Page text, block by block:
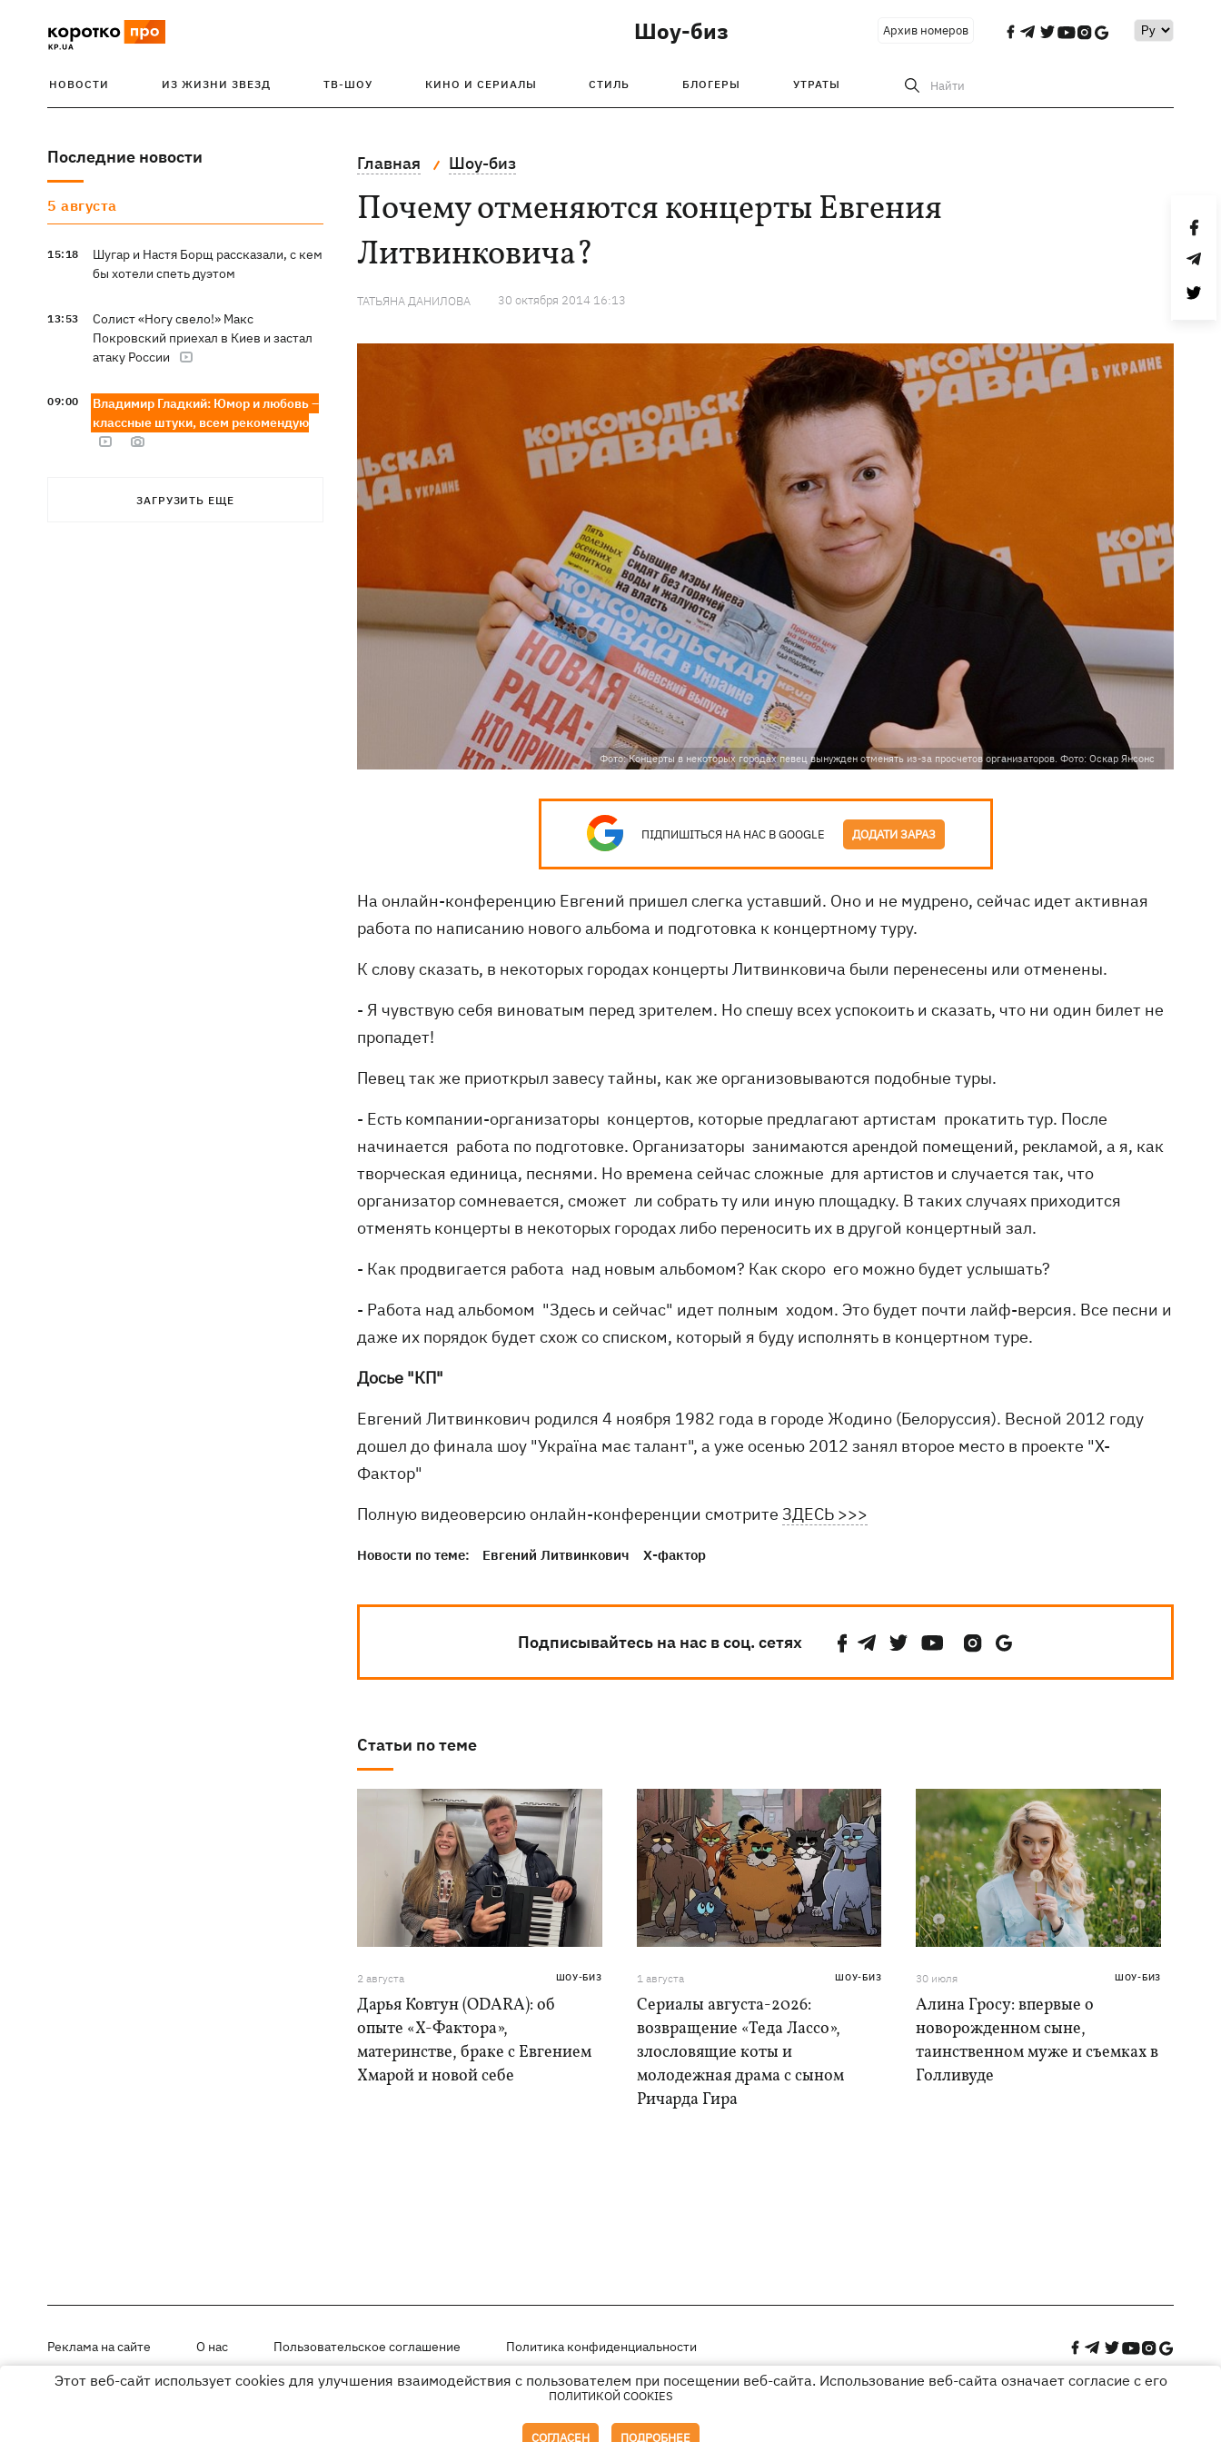
Шоу-биз Архив номеров
НОВОСТИ ИЗ ЖИЗНИ ЗВЕЗД ТВ-ШОУ КИНО И СЕРИАЛЫ СТИЛЬ БЛОГЕРЫ УТРАТЫ Найти
Последние новости
5 августа
15:18
Шугар и Настя Борщ рассказали, с кем
бы хотели спеть дуэтом
13:53
Солист «Ногу свело!» Макс
Покровский приехал в Киев и застал
атаку России
09:00
Владимир Гладкий: Юмор и любовь –
классные штуки, всем рекомендую
ЗАГРУЗИТЬ ЕЩЕ
Главная Шоу-биз
Почему отменяются концерты Евгения
Литвинковича?
ТАТЬЯНА ДАНИЛОВА 30 октября 2014 16:13
Фото: Концерты в некоторых городах певец вынужден отменять из-за просчетов организаторов. Фото: Оскар Янсонс
ПІДПИШІТЬСЯ НА НАС В GOOGLE ДОДАТИ ЗАРАЗ
На онлайн-конференцию Евгений пришел слегка уставший. Оно и не мудрено, сейчас идет активная
работа по написанию нового альбома и подготовка к концертному туру.
К слову сказать, в некоторых городах концерты Литвинковича были перенесены или отменены.
- Я чувствую себя виноватым перед зрителем. Но спешу всех успокоить и сказать, что ни один билет не
пропадет!
Певец так же приоткрыл завесу тайны, как же организовываются подобные туры.
- Есть компании-организаторы концертов, которые предлагают артистам прокатить тур. После
начинается работа по подготовке. Организаторы занимаются арендой помещений, рекламой, а я, как
творческая единица, песнями. Но времена сейчас сложные для артистов и случается так, что
организатор сомневается, сможет ли собрать ту или иную площадку. В таких случаях приходится
отменять концерты в некоторых городах либо переносить их в другой концертный зал.
- Как продвигается работа над новым альбомом? Как скоро его можно будет услышать?
- Работа над альбомом "Здесь и сейчас" идет полным ходом. Это будет почти лайф-версия. Все песни и
даже их порядок будет схож со списком, который я буду исполнять в концертном туре.
Досье "КП"
Евгений Литвинкович родился 4 ноября 1982 года в городе Жодино (Белоруссия). Весной 2012 году
дошел до финала шоу "Україна має талант", а уже осенью 2012 занял второе место в проекте "Х-
Фактор"
Полную видеоверсию онлайн-конференции смотрите ЗДЕСЬ >>>
Новости по теме: Евгений Литвинкович Х-фактор
Подписывайтесь на нас в соц. сетях
Статьи по теме
2 августа ШОУ-БИЗ
Дарья Ковтун (ODARA): об
опыте «Х-Фактора»,
материнстве, браке с Евгением
Хмарой и новой себе
1 августа ШОУ-БИЗ
Сериалы августа-2026:
возвращение «Теда Лассо»,
злословящие коты и
молодежная драма с сыном
Ричарда Гира
30 июля ШОУ-БИЗ
Алина Гросу: впервые о
новорожденном сыне,
таинственном муже и съемках в
Голливуде
Реклама на сайте О нас Пользовательское соглашение Политика конфиденциальности
Материалы под рубриками «Новости компании», «PR» и «Факт» размещены на правах рекламы
Этот веб-сайт использует cookies для улучшения взаимодействия с пользователем при посещении веб-сайта. Использование веб-сайта означает согласие с его
ПОЛИТИКОЙ COOKIES
СОГЛАСЕН ПОДРОБНЕЕ